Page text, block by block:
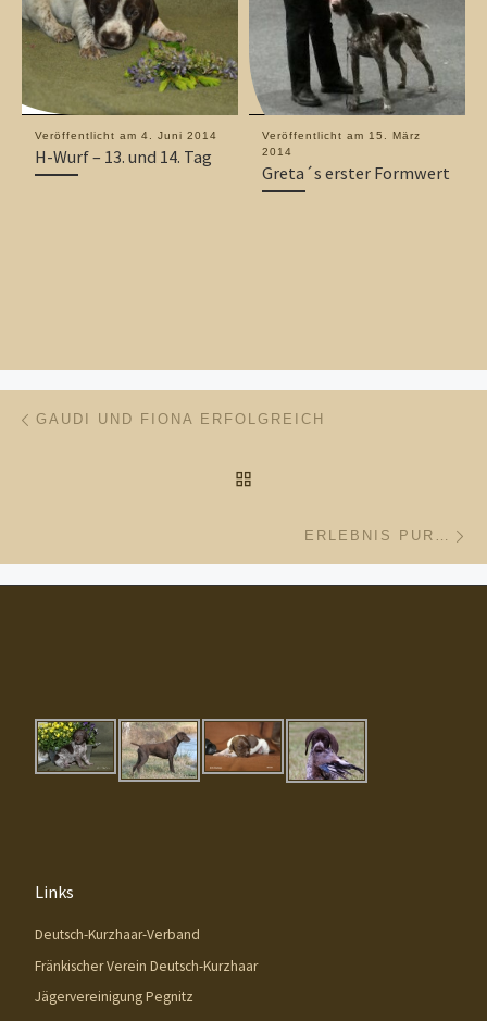
Veröffentlicht am 4. Juni 2014
H-Wurf – 13. und 14. Tag
Veröffentlicht am 15. März
2014
Greta´s erster Formwert
Beitragsnavigation
GAUDI UND FIONA ERFOLGREICH
ERLEBNIS PUR…
Links
Deutsch-Kurzhaar-Verband
Fränkischer Verein Deutsch-Kurzhaar
Jägervereinigung Pegnitz